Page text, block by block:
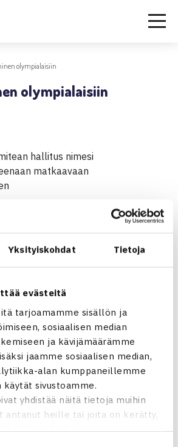
Yksityiskohdat Tietoja
evästeitä
tarjoamamme sisällön ja
sosiaalisen median
ja kävijämäärämme
jaamme sosiaalisen median,
alan kumppaneillemme
sivustoamme.
yhdistää näitä tietoja muihin
antanut heille tai joita on kerätty,
palvelujaan.
olympialaisiin
olympialaisiin
hallitus nimesi
matkaavaan
hallitus nimesi toisessa
19.7. Jarkko Niemisen Ateenan
suomalaisia on ollut tenniksessä
1924. Olli Rahnasto
Hakkapeliitta Openissa